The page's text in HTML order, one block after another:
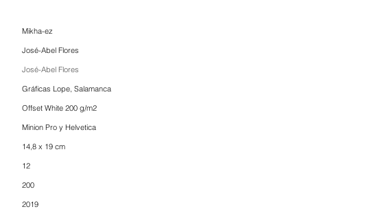
Mikha-ez
José-Abel Flores
José-Abel Flores
Gráficas Lope, Salamanca
Offset White 200 g/m2
Minion Pro y Helvetica
14,8 x 19 cm
12
200
2019